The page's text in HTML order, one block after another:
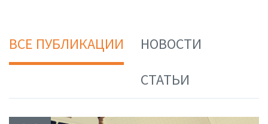
ВСЕ ПУБЛИКАЦИИ
НОВОСТИ
СТАТЬИ